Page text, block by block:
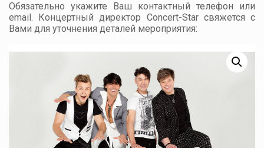
Обязательно укажите Ваш контактный телефон или
email. Концертный директор Concert-Star свяжется с
Вами для уточнения деталей мероприятия: